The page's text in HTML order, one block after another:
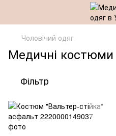
Чоловічий одяг
Медичні костюми
Фільтр